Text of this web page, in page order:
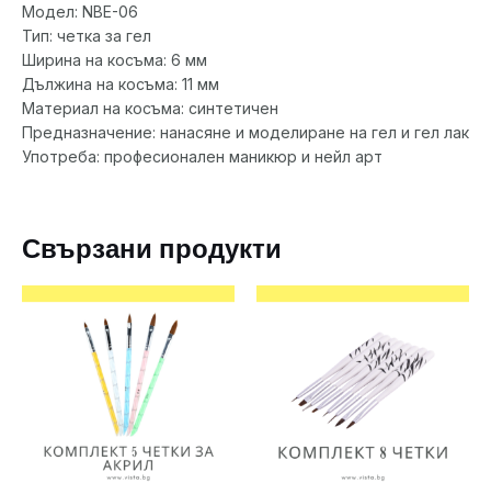
Модел: NBE-06
Тип: четка за гел
Ширина на косъма: 6 мм
Дължина на косъма: 11 мм
Материал на косъма: синтетичен
Предназначение: нанасяне и моделиране на гел и гел лак
Употреба: професионален маникюр и нейл арт
Свързани продукти